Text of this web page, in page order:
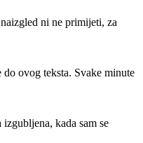
ni ne primijeti, za
ovog teksta. Svake minute
kada sam se